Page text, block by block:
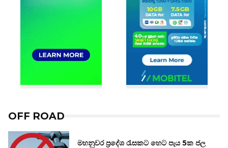
OFF ROAD
මහනුවර ප්‍රදේශ රැසකට හෙට පැය 5ක ජල